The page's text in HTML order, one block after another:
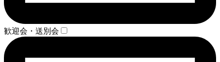
歓迎会・送別会